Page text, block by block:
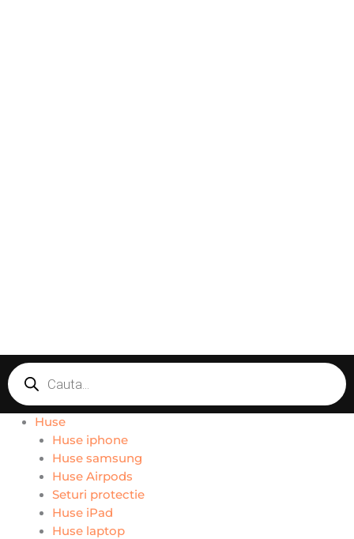
Products
search
Huse
Huse iphone
Huse samsung
Huse Airpods
Seturi protectie
Huse iPad
Huse laptop